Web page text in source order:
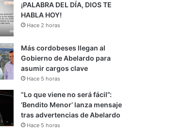
¡PALABRA DEL DÍA, DIOS TE
HABLA HOY!
Hace 2 horas
Más cordobeses llegan al
Gobierno de Abelardo para
asumir cargos clave
Hace 5 horas
“Lo que viene no será fácil”:
‘Bendito Menor’ lanza mensaje
tras advertencias de Abelardo
Hace 5 horas